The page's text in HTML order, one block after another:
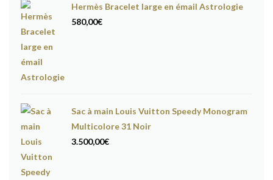
Hermès Bracelet large en émail Astrologie
580,00€
Sac à main Louis Vuitton Speedy Monogram
Multicolore 31 Noir
3.500,00€